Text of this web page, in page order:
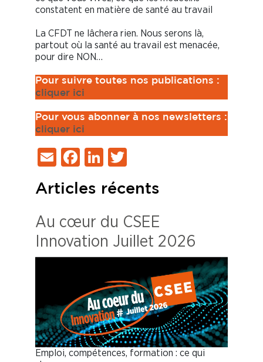
constatent en matière de santé au travail
La CFDT ne lâchera rien. Nous serons là,
partout où la santé au travail est menacée,
pour dire NON…
Pour suivre toutes nos publications :
cliquer ici
Pour vous abonner à nos newsletters :
cliquer ici
EmailFacebook
LinkedIn
Articles récents
Au cœur du CSEE
Innovation Juillet 2026
Emploi, compétences, formation : ce qui